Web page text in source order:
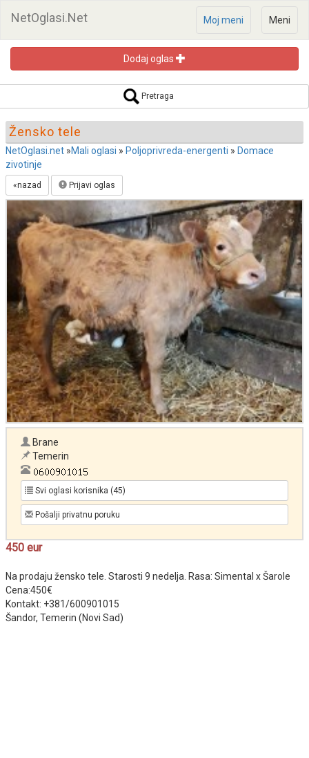
NetOglasi.Net Meni
Moj meni
Dodaj oglas
Pretraga
Pretraga oglasa
Žensko tele
NetOglasi.net »Mali oglasi » Poljoprivreda-energenti » Domace
zivotinje
«nazad Prijavi oglas
Brane
Temerin
Svi oglasi korisnika (45)
Pošalji privatnu poruku
450 eur
Na prodaju žensko tele. Starosti 9 nedelja. Rasa: Simental x Šarole
Cena:450€
Kontakt: +381/600901015
Šandor, Temerin (Novi Sad)